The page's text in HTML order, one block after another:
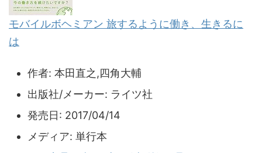
モバイルボヘミアン 旅するように働き、生きるに
は
作者: 本田直之,四角大輔
出版社/メーカー: ライツ社
発売日: 2017/04/14
メディア: 単行本